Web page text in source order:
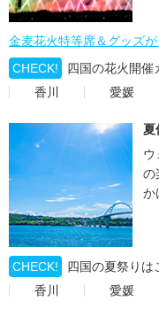
金麦花火特等席＆グッズ
CHECK!
四国の花火開催
香川
愛媛
夏
ウ
の
か
CHECK!
四国の夏祭りは
香川
愛媛